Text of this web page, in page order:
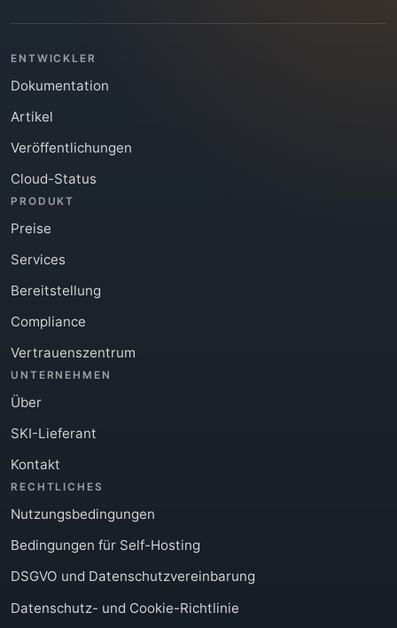
ENTWICKLER
Dokumentation
Artikel
Veröffentlichungen
Cloud-Status
PRODUKT
Preise
Services
Bereitstellung
Compliance
Vertrauenszentrum
UNTERNEHMEN
Über
SKI-Lieferant
Kontakt
RECHTLICHES
Nutzungsbedingungen
Bedingungen für Self-Hosting
DSGVO und Datenschutzvereinbarung
Datenschutz- und Cookie-Richtlinie